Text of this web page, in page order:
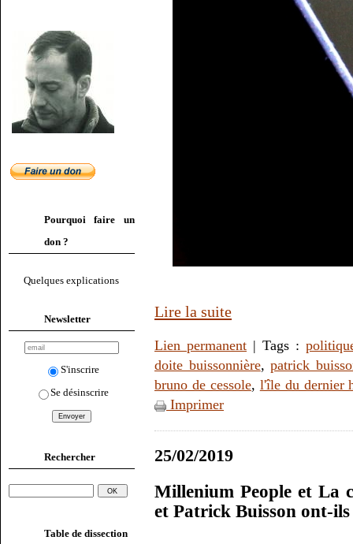
Pourquoi faire un
don ?
Quelques explications
Newsletter
S'inscrire
Se désinscrire
Rechercher
Table de dissection
Lire la suite
Lien permanent | Tags :
doite buissonnière,patrick
bruno de cessole, l'île du dernier
Imprimer
25/02/2019
Millenium People et La
et Patrick Buisson ont-